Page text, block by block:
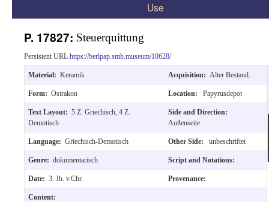
Use
P. 17827: Steuerquittung
Persistent URL https://berlpap.smb.museum/10628/
Material: Keramik Acquisition: Alter Bestand.
Form: Ostrakon Location: Papyrusdepot
Text Layout: 5 Z. Griechisch, 4 Z.
Demotisch
Side and Direction:
Außenseite
Language: Griechisch-Demotisch Other Side: unbeschriftet
Genre: dokumentarisch Script and Notations:
Date: 3. Jh. v.Chr. Provenance:
Content: